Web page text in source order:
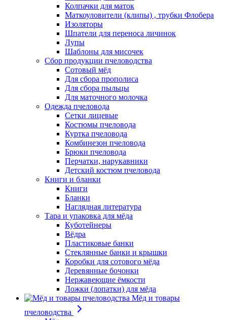
Колпачки для маток
Маткоуловители (клипы) , трубки Флобера
Изоляторы
Шпатели для переноса личинок
Лупы
Шаблоны для мисочек
Сбор продукции пчеловодства
Сотовый мёд
Для сбора прополиса
Для сбора пыльцы
Для маточного молочка
Одежда пчеловода
Сетки лицевые
Костюмы пчеловода
Куртка пчеловода
Комбинезон пчеловода
Брюки пчеловода
Перчатки, нарукавники
Детский костюм пчеловода
Книги и бланки
Книги
Бланки
Наглядная литература
Тара и упаковка для мёда
Куботейнеры
Вёдра
Пластиковые банки
Стеклянные банки и крышки
Коробки для сотового мёда
Деревянные бочонки
Нержавеющие ёмкости
Ложки (лопатки) для мёда
Мёд и товары
пчеловодства